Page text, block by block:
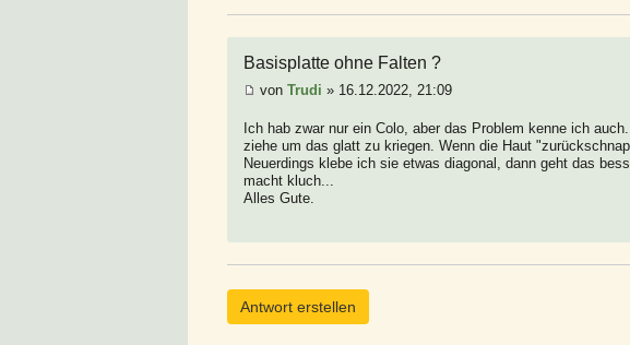
Basisplatte ohne Falten ?
von Trudi » 16.12.2022, 21:09
Ich hab zwar nur ein Colo, aber das Problem kenne ich
ziehe um das glatt zu kriegen. Wenn die Haut
Neuerdings klebe ich sie etwas diagonal, dann geht das
macht kluch...
Alles Gute.
Antwort erstellen